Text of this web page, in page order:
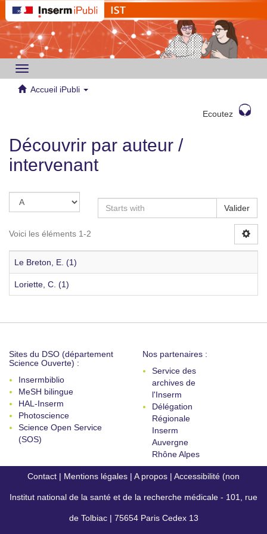
Toggle
navigation
Accueil iPubli
Ecoutez
Découvrir par auteur /
intervenant
Valider
Voici les éléments 1-2
Le Breton, E. (1)
Loriette, C. (1)
Sites du DSO (département
Science Ouverte) :
Insermbiblio
MeSH bilingue
HAL-Inserm
Photoscience
Science Open Service
(SOS)
Nos partenaires :
Service des
archives de
l'Inserm
Délégation
Régionale
Inserm
Auvergne
Rhône Alpes
Contact | Mentions légales | A propos | Accessibilité (non
conforme)
Institut national de la santé et de la recherche médicale - 101, rue
de Tolbiac | 75654 Paris Cedex 13